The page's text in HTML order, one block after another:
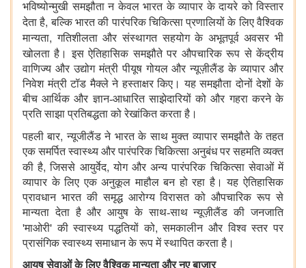
भविष्योन्मुखी समझौता न केवल भारत के व्यापार के दायरे को विस्तार
देता है,बल्कि भारत की पारंपरिक चिकित्सा प्रणालियों के लिए वैश्विक
मान्यता,गतिशीलता और संस्थागत सहयोग के अभूतपूर्व अवसर भी
खोलता है।
इस ऐतिहासिक समझौते पर औपचारिक रूप से केंद्रीय
वाणिज्य और उद्योग मंत्री पीयूष गोयल और न्यूज़ीलैंड के व्यापार और
निवेश मंत्री टॉड मैक्ले ने हस्ताक्षर किए। यह समझौता दोनों देशों के
बीच आर्थिक और ज्ञान-आधारित साझेदारियों को और गहरा करने के
प्रति साझा प्रतिबद्धता को रेखांकित करता है।
पहली बार,न्यूजीलैंड ने भारत के साथ मुक्त व्यापार समझौते के तहत
एक समर्पित स्वास्थ्य और पारंपरिक चिकित्सा अनुबंध पर सहमति व्यक्त
की है,जिससे आयुर्वेद,योग और अन्य पारंपरिक चिकित्सा सेवाओं में
व्यापार के लिए एक अनुकूल माहौल बन हो रहा है। यह ऐतिहासिक
प्रावधान भारत की समृद्ध आरोग्य विरासत को औपचारिक रूप से
मान्यता देता है और आयुष के साथ-साथ न्यूज़ीलैंड की जनजाति
'माओरी'की स्वास्थ्य पद्धतियों को,समकालीन और विश्व स्तर पर
प्रासंगिक स्वास्थ्य समाधान के रूप में स्थापित करता है।
आयुष सेवाओं के लिए वैश्विक मान्यता और नए बाज़ार